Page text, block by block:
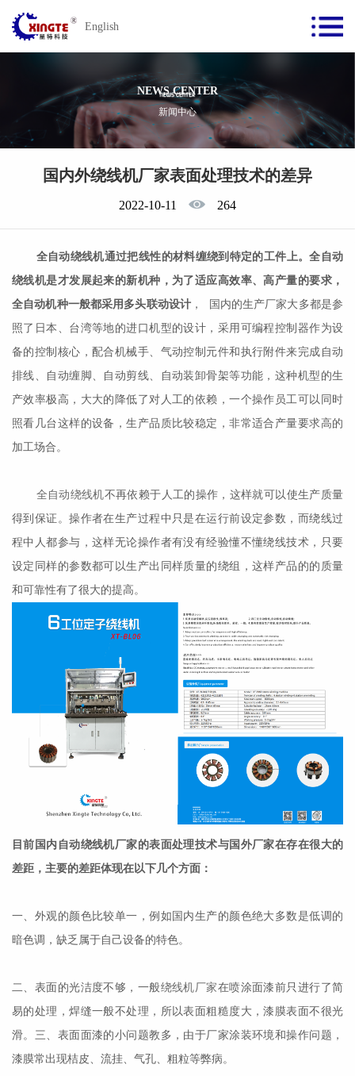
English
NEWS CENTER
新闻中心
国内外绕线机厂家表面处理技术的差异
2022-10-11 264
全自动绕线机通过把线性的材料缠绕到特定的工件上。全自动
绕线机是才发展起来的新机种，为了适应高效率、高产量的要求，
全自动机种一般都采用多头联动设计 ， 国内的生产厂家大多都是参
照了日本、台湾等地的进口机型的设计，采用可编程控制器作为设
备的控制核心，配合机械手、气动控制元件和执行附件来完成自动
排线、自动缠脚、自动剪线、自动装卸骨架等功能，这种机型的生
产效率极高，大大的降低了对人工的依赖，一个操作员工可以同时
照看几台这样的设备，生产品质比较稳定，非常适合产量要求高的
加工场合。
全自动绕线机不再依赖于人工的操作，这样就可以使生产质量
得到保证。操作者在生产过程中只是在运行前设定参数，而绕线过
程中人都参与，这样无论操作者有没有经验懂不懂绕线技术，只要
设定同样的参数都可以生产出同样质量的绕组，这样产品的的质量
和可靠性有了很大的提高。
目前国内自动绕线机厂家的表面处理技术与国外厂家在存在很大的
差距，主要的差距体现在以下几个方面：
一、外观的颜色比较单一，例如国内生产的颜色绝大多数是低调的
暗色调，缺乏属于自己设备的特色。
二、表面的光洁度不够，一般绕线机厂家在喷涂面漆前只进行了简
易的处理，焊缝一般不处理，所以表面粗糙度大，漆膜表面不很光
滑。三、表面面漆的小问题教多，由于厂家涂装环境和操作问题，
漆膜常出现桔皮、流挂、气孔、粗粒等弊病。